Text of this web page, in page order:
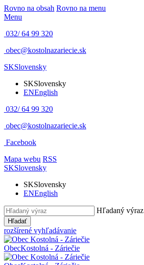
Rovno na obsah Rovno na menu
Menu
032/ 64 99 320
obec@kostolnazariecie.sk
SKSlovensky
SKSlovensky
ENEnglish
032/ 64 99 320
obec@kostolnazariecie.sk
Facebook
Mapa webu RSS
SKSlovensky
SKSlovensky
ENEnglish
Hľadaný výraz
Hľadať
rozšírené vyhľadávanie
ObecKostolná - Záriečie